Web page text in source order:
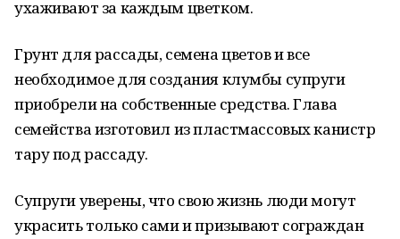
ухаживают за каждым цветком.
Грунт для рассады, семена цветов и все
необходимое для создания клумбы супруги
приобрели на собственные средства. Глава
семейства изготовил из пластмассовых канистр
тару под рассаду.
Супруги уверены, что свою жизнь люди могут
украсить только сами и призывают сограждан